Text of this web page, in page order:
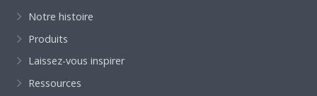
Notre histoire
Produits
Laissez-vous inspirer
Ressources